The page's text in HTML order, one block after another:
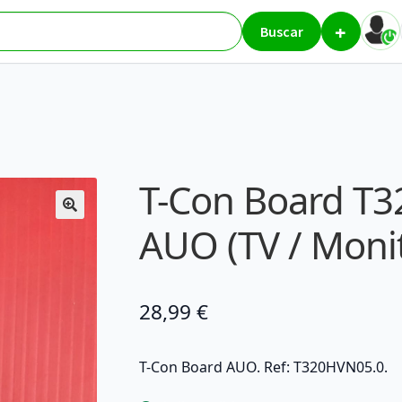
Buscar +
– AUO (TV / Monitor)
T-Con Board
AUO (TV /
28,99 €
T-Con Board AUO. Ref: T320HVN05.0.